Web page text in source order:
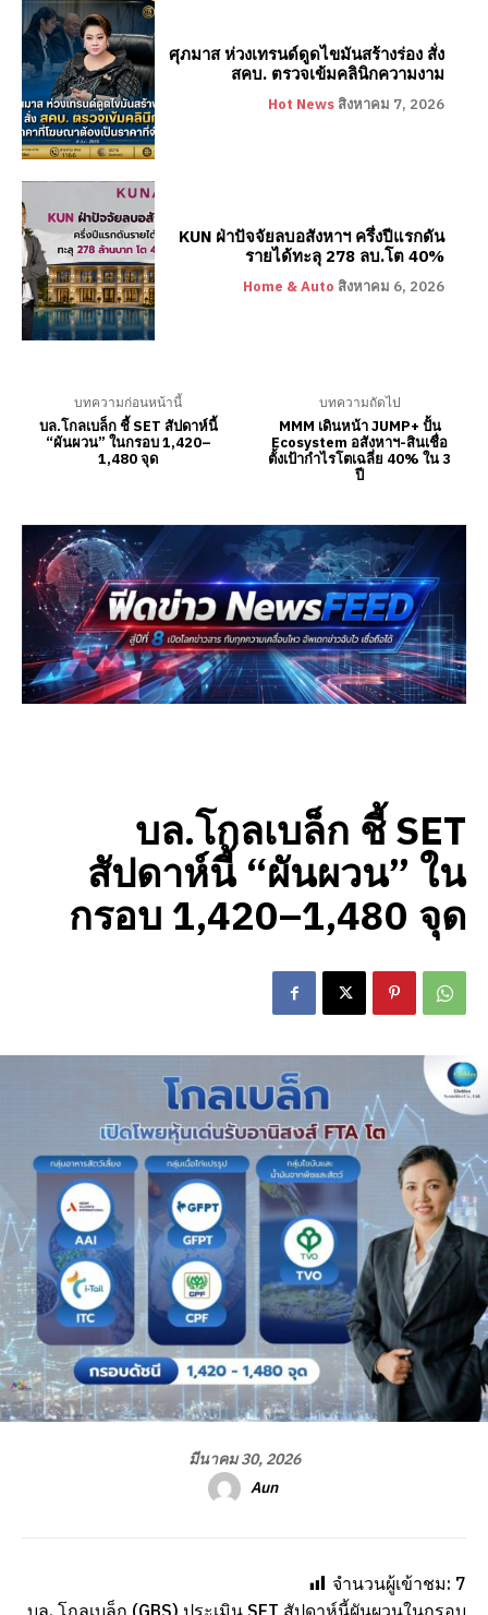
ศุภมาส ห่วงเทรนด์ดูดไขมันสร้างร่อง สั่ง
สคบ. ตรวจเข้มคลินิกความงาม
Hot News สิงหาคม 7, 2026
KUN ฝ่าปัจจัยลบอสังหาฯ ครึ่งปีแรกดัน
รายได้ทะลุ 278 ลบ.โต 40%
Home & Auto สิงหาคม 6, 2026
บทความก่อนหน้านี้
บล.โกลเบล็ก ชี้ SET สัปดาห์นี้
“ผันผวน” ในกรอบ 1,420–
1,480 จุด
บทความถัดไป
MMM เดินหน้า JUMP+ ปั้น
Ecosystem อสังหาฯ-สินเชื่อ
ตั้งเป้ากำไรโตเฉลี่ย 40% ใน 3
ปี